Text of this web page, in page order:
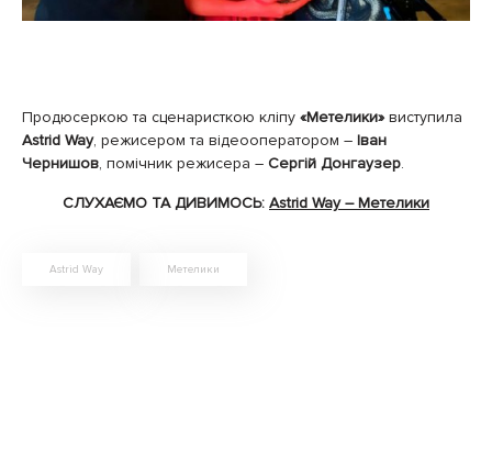
Продюсеркою та сценаристкою кліпу «Метелики»виступила
Astrid Way, режисером та відеооператором – Іван
Чернишов, помічник режисера – Сергій Донгаузер.
СЛУХАЄМО ТА ДИВИМОСЬ: Astrid Way – Метелики
Astrid Way Метелики